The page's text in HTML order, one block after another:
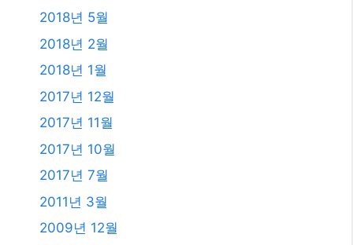
2018년 5월
2018년 2월
2018년 1월
2017년 12월
2017년 11월
2017년 10월
2017년 7월
2011년 3월
2009년 12월